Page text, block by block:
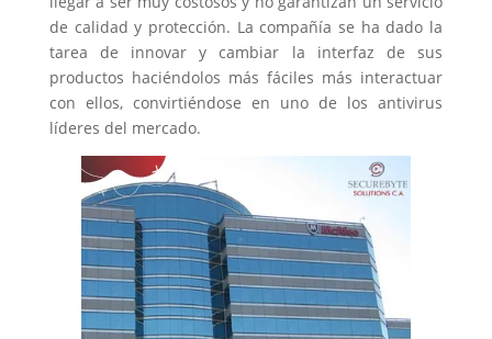
de calidad y protección. La compañía se ha dado la
tarea de innovar y cambiar la interfaz de sus
productos haciéndolos más fáciles más interactuar
con ellos, convirtiéndose en uno de los antivirus
líderes del mercado.